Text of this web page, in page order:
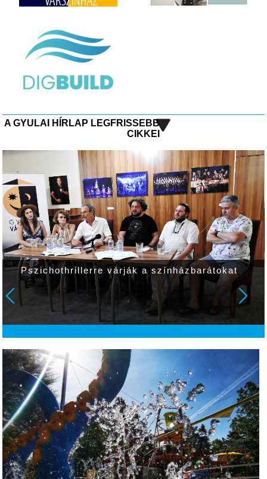
A GYULAI HÍRLAP LEGFRISSEBB
CIKKEI
Befejeződött a Csabai úti körforgalom
harmadik cikkelyének a felújítása